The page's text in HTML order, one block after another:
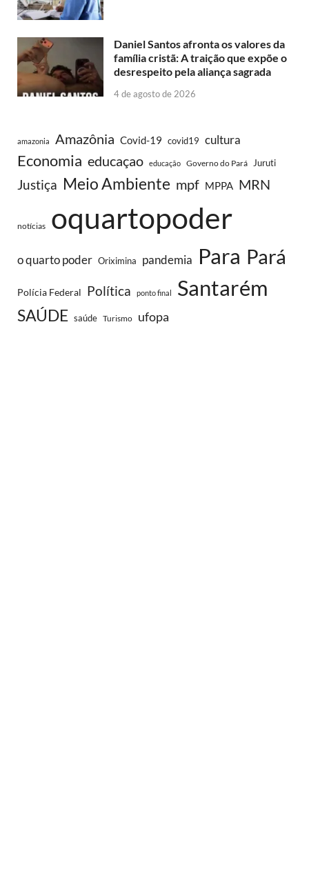
Daniel Santos afronta os valores da
família cristã: A traição que expõe o
desrespeito pela aliança sagrada
4 de agosto de 2026
amazonia Amazônia Covid-19 covid19 cultura
Economia educaçao educação Governo do Pará Juruti
Justiça Meio Ambiente mpf MPPA MRN
notícias oquartopoder
o quarto poder Oriximina pandemia Para Pará
Polícia Federal Política ponto final Santarém
SAÚDE saúde Turismo ufopa